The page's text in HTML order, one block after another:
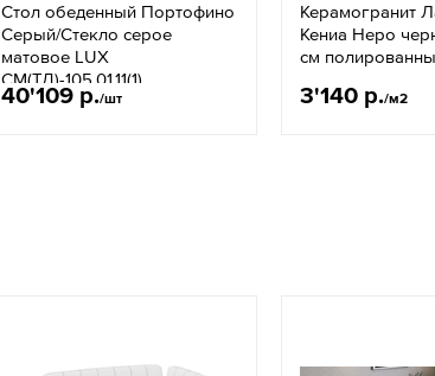
Стол обеденный Портофино
Серый/Стекло серое
матовое LUX
СМ(ТД)-105.01.11(1)
40'109 р./шт
Керамогранит
Кениа Неро
см
3'140 р./м2